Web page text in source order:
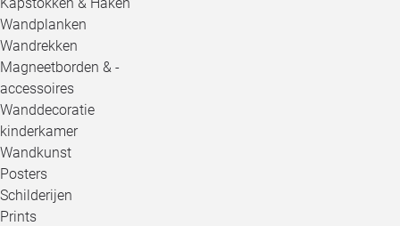
Wandplanken
Wandrekken
Magneetborden & -
accessoires
Wanddecoratie
kinderkamer
Wandkunst
Posters
Schilderijen
Prints